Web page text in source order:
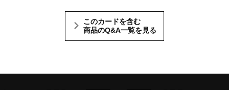
このカードを含む
商品のQ&A一覧を見る